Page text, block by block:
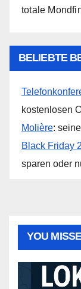
totale
BELIEBTE
kostenlosen
Molière:
Black Friday
sparen oder
YOU